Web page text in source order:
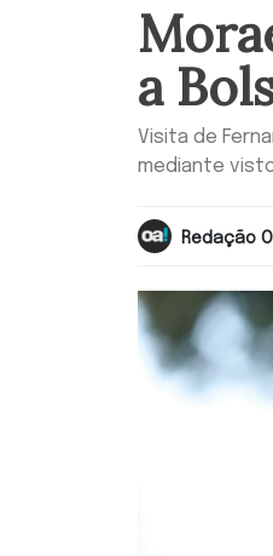
a
Visita de
mediante
Redação